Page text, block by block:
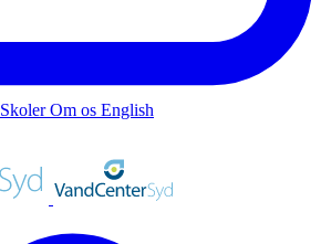
SkolerOm os English